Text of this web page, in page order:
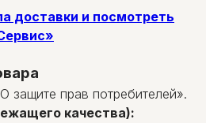
доставки и посмотреть
защите прав потребителей».
качества):